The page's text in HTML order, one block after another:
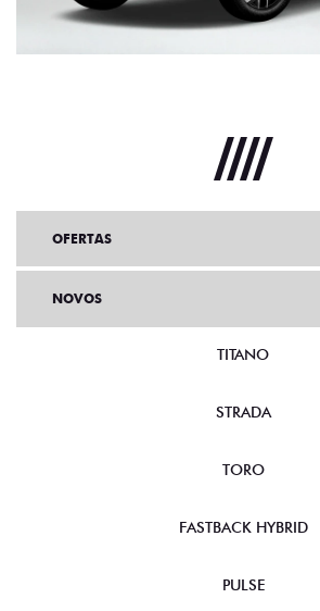
Anterior
OFERTAS
TITANO
STRADA
TORO
FASTBACK HYBRID